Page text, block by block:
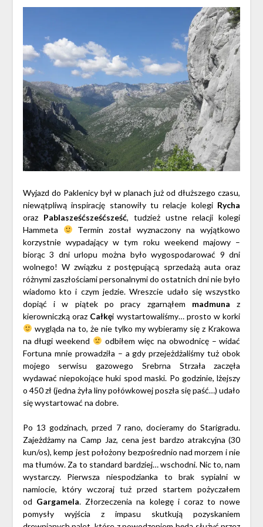
Wyjazd do Paklenicy był w planach już od dłuższego czasu,
niewątpliwą inspirację stanowiły tu relacje kolegi Rycha
oraz Pablasześćsześćsześć, tudzież ustne relacji kolegi
Hammeta
Termin został wyznaczony na wyjątkowo
korzystnie wypadający w tym roku weekend majowy –
biorąc 3 dni urlopu można było wygospodarować 9 dni
wolnego! W związku z postępującą sprzedażą auta oraz
różnymi zaszłościami personalnymi do ostatnich dni nie było
wiadomo kto i czym jedzie. Wreszcie udało się wszystko
dopiąć i w piątek po pracy zgarnąłem madmuna z
kierowniczką oraz Całkęi wystartowaliśmy… prosto w korki
wygląda na to, że nie tylko my wybieramy się z Krakowa
na długi weekend
odbiłem więc na obwodnicę – widać
Fortuna mnie prowadziła – a gdy przejeżdżaliśmy tuż obok
mojego serwisu gazowego Srebrna Strzała zaczęła
wydawać niepokojące huki spod maski. Po godzinie, lżejszy
o 450 zł (jedna żyła liny połówkowej poszła się paść…) udało
się wystartować na dobre.
Po 13 godzinach, przed 7 rano, docieramy do Starigradu.
Zajeżdżamy na Camp Jaz, cena jest bardzo atrakcyjna (30
kun/os), kemp jest położony bezpośrednio nad morzem i nie
ma tłumów. Za to standard bardziej… wschodni. Nic to, nam
wystarczy. Pierwsza niespodzianka to brak sypialni w
namiocie, który wczoraj tuż przed startem pożyczałem
od Gargamela. Złorzeczenia na kolegę i coraz to nowe
pomysły wyjścia z impasu skutkują pozyskaniem